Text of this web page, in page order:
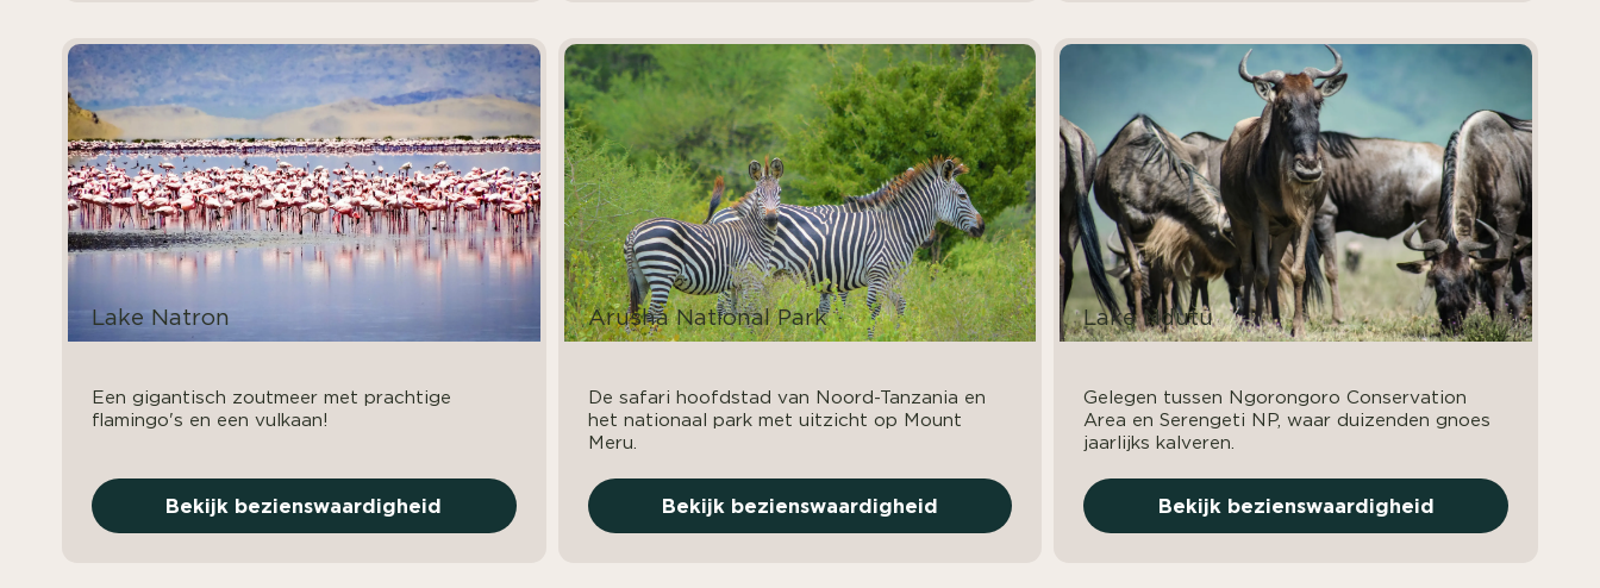
Lake Natron
Een gigantisch zoutmeer met prachtige
flamingo's en een vulkaan!
Bekijk bezienswaardigheid
Arusha National Park
De safari hoofdstad van Noord-Tanzania en
het nationaal park met uitzicht op Mount
Meru.
Bekijk bezienswaardigheid
Lake Ndutu
Gelegen tussen Ngorongoro Conservation
Area en Serengeti NP, waar duizenden gnoes
jaarlijks kalveren.
Bekijk bezienswaardigheid